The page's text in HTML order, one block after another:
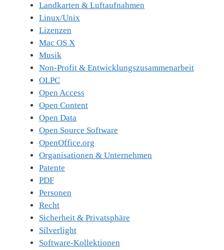
Landkarten & Luftaufnahmen
Linux/Unix
Lizenzen
Mac OS X
Musik
Non-Profit & Entwicklungszusammenarbeit
OLPC
Open Access
Open Content
Open Data
Open Source Software
OpenOffice.org
Organisationen & Unternehmen
Patente
PDF
Personen
Recht
Sicherheit & Privatsphäre
Silverlight
Software-Kollektionen